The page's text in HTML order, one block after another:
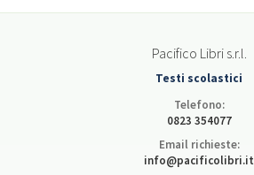
Pacifico Libri s.r.l.
Testi scolastici
Telefono:
0823 354077
Email richieste:
info@pacificolibri.it